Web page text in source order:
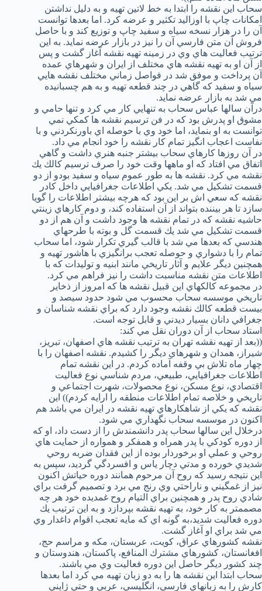
سحاب اين نقشه را ابتدا به خط لاتين تهيه و به دليل نداشتن
امكانات چاپ با اوزاليد تكثير و عرضه كرد. اما بعدها توانست
آن را در هزار نسخه سياه و سفيد چاپ و توزيع كند و با حاصل
فروش آن متن فارسي آن را نيز در بازار عرضه نمايد. به اين
ترتيب فعاليت هاي وي در زمينه تهيه نقشه آغاز گشت و پس
از آن او به تهيه نقشه هاي مختلف از ايران و شهرهاي عمده
آن پرداخت و موفق شد در فواصل زماني مختلف نقشه هايي
سياه و سفيد كه گاهي در چند قطعه تهيه و به هم چسبانيده
مي شد به بازار عرضه نمايد.
درآن سالها عباس سحاب به تنهايي كار مي كرد و تنها حامي و
مشوق او پدرش بود كه در فن ترسيم نقشه ها كمكي نمي
توانست به او بنمايد، اما خود وي با حوصله اي باورنكردني و با
نفاست اعجاب انگيز تمام كار نقشه را خود انجام مي داد.
در آن روزها كارهاي سحاب بيشتر جنبه هنري داشت و گاهي
اتفاق مي افتاد كه او ماهها وقت خود را صرف ترسيم كالك يك
نقشه مي كرد. نقشه ها به طور عموم سياه و سفيد بودو از دو
قسمت تشكيل مي شد. يكي اطلاعات جغرافيايي داخل كادر
نقشه كه سعي اش بر اين بود كه هرچه بيشتر اطلاعات را گويا
سازد تا هر بيننده بتواند از آن استفاده كند، و دوم كارهاي زينتي
حاشيه نقشه كه در تمام نقشه ها وجود داشت و آن هم از دو
قسمت تشكيل مي شد يك قسمت گل و بوته با طرحهاي
هندسي كه بعدها مي شد با قالب گيري تكرار شود، اما سحاب
تمام را با دشواري و حوصله تعجب برانگيزي با هاشور تهيه و
همچنين ديگر علايم و آثار تاريخي مانند ابنيه و توليدات كه با
اطلاعات متن نقشه مناسبت داشت را نيز فراهم مي كرد.
در مجموعه كالكهاي اين قبيل نقشه ها كه امروز از ذخاير
تاريخي موسسه سحاب محسوب مي شود حدود سيصد و
بيست قطعه كالك نقشه وجود دارد كه براي نقشه شناسان و
جغرافي دانان بسيار ديدني و قابل توجه است.
استاد سحاب از آن دوران نقل مي كند:
((بعد از تهيه نقشه تهران به ترتيب نقشه هاي اصفهان، تبريز،
شيراز، همدان و شهرهاي ديگر را كشيدم. نقشه اصفهان را با
چهار ماه تلاش بي وقفه آماده كردم. در اين نقشه تمام
اطلاعات جغرافيايي، طبيعي، مردم شناسي نوع فعاليت
اقتصادي، نوع مسكن، نوع محصولات، شهرت اجتماعي و
تاريخي و خلاصه تمام اطلاعات منطقه را ارايه كردم)) اين
نقشه كه يكي از شاهكارهاي تهيه نقشه در ايران مي باشد هم
اكنون در موسسه سحاب نگهداري مي شود.
درخلال اين سالها سحاب پدر دانشمندش را از دست داد، او كه
از دوره كودكي با پدر همراه و همفكر و همواره از حمايت هاي
روحي و عملي او برخوردار بوده از اين فقدان ضربه روحي
شديدي خورده و مدتي دچار ياس و افسردگي گرديد، سپس به
اين نتيجه رسيد كه روح آن مرحوم همانند دوره حياتش اكنون
نيز از غمگيني و ناراحتي وي رنج مي برد و تصميم گرفت براي
شادي روح پدر و همچنين براي التيام روح غمديده خود هر چه
مصممتر به كار خود، به تهيه نقشه بپردازد و به اين ترتيب يك
دوره فعاليت شديد،‌به گونه اي كه مايه تعجب اقوام داغدار وي
مي شد براي او آغاز گشت.
نقشه كشورهاي عراق، كويت، عربستان، مكه و مراسم حج،
افغانستان، كشورهاي مشترك المنافع، پاكستان، هندوستان و
چند كشور ديگر حاصل اين دوره فعاليت وي مي باشند.
سحاب ابتدا اين نقشه ها را به دو زبان تهيه مي كرد اما بعدها
كارش را به زبانهاي فارسي، انگليسي، عربي و حتي ژاپني